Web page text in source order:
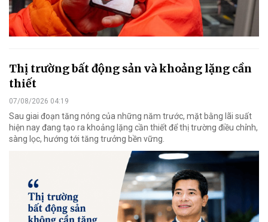
Thị trường bất động sản và khoảng lặng cần
thiết
07/08/2026 04:19
Sau giai đoạn tăng nóng của những năm trước, mặt bằng lãi suất
hiện nay đang tạo ra khoảng lặng cần thiết để thị trường điều chỉnh,
sàng lọc, hướng tới tăng trưởng bền vững.